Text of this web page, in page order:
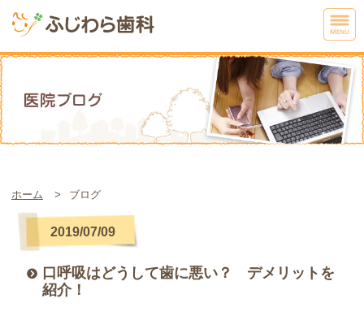
ホーム ブログ
2019/07/09
口呼吸はどうして歯に悪い？ デメリットを
紹介！